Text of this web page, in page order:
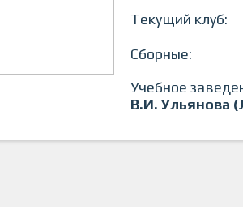
Текущий клуб:
Сборные:
Учебное
В.И. Ульянова